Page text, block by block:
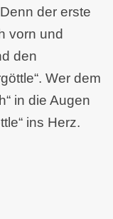
der erste
vorn und
den
Wer dem
in die Augen
ins Herz.